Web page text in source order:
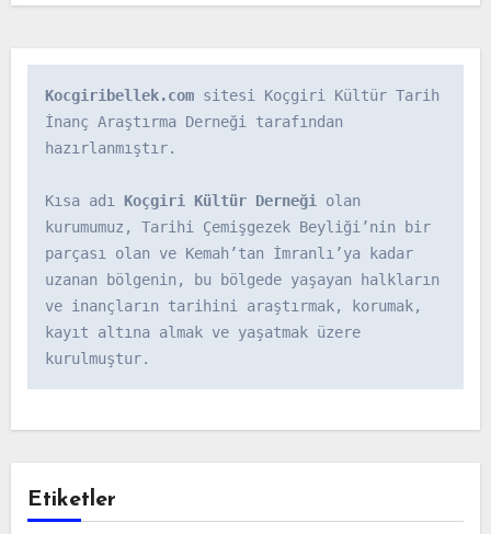
Kocgiribellek.com sitesi Koçgiri Kültür Tarih
İnanç Araştırma Derneği tarafından
hazırlanmıştır.
Kısa adı Koçgiri Kültür Derneği olan
kurumumuz, Tarihi Çemişgezek Beyliği’nin bir
parçası olan ve Kemah’tan İmranlı’ya kadar
uzanan bölgenin, bu bölgede yaşayan halkların
ve inançların tarihini araştırmak, korumak,
kayıt altına almak ve yaşatmak üzere
kurulmuştur.
Etiketler